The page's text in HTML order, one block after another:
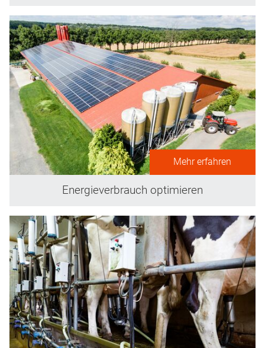
Mehr erfahren
Energieverbrauch optimieren